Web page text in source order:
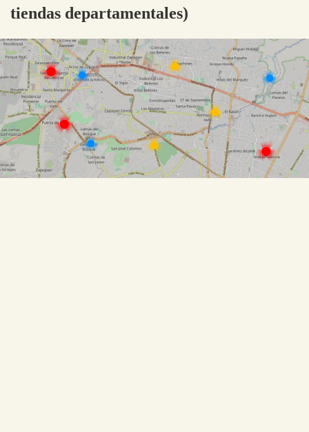
tiendas departamentales)